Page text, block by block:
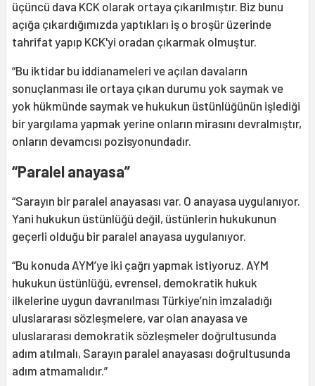
üçüncü dava KCK olarak ortaya çıkarılmıştır. Biz bunu
açığa çıkardığımızda yaptıkları iş o broşür üzerinde
tahrifat yapıp KCK'yi oradan çıkarmak olmuştur.
“Bu iktidar bu iddianameleri ve açılan davaların
sonuçlanması ile ortaya çıkan durumu yok saymak ve
yok hükmünde saymak ve hukukun üstünlüğünün işlediği
bir yargılama yapmak yerine onların mirasını devralmıştır,
onların devamcısı pozisyonundadır.
“Paralel anayasa”
“Sarayın bir paralel anayasası var. O anayasa uygulanıyor.
Yani hukukun üstünlüğü değil, üstünlerin hukukunun
geçerli olduğu bir paralel anayasa uygulanıyor.
“Bu konuda AYM’ye iki çağrı yapmak istiyoruz. AYM
hukukun üstünlüğü, evrensel, demokratik hukuk
ilkelerine uygun davranılması Türkiye’nin imzaladığı
uluslararası sözleşmelere, var olan anayasa ve
uluslararası demokratik sözleşmeler doğrultusunda
adım atılmalı, Sarayın paralel anayasası doğrultusunda
adım atmamalıdır.”